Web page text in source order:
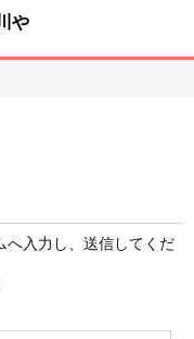
や
へ入力し、送信してくだ